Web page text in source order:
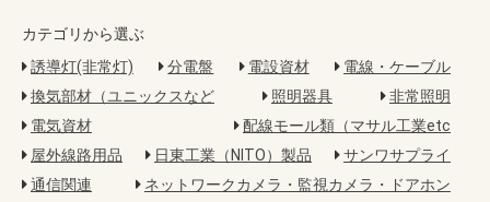
カテゴリから選ぶ
誘導灯(非常灯)
分電盤 電設資材
電線・ケーブル
換気部材（ユニックスなど
照明器具
非常照明
電気資材
配線モール類（マサル工業etc
屋外線路用品
日東工業（NITO）製品
サンワサプライ
通信関連
ネットワークカメラ・監視カメラ・ドアホン